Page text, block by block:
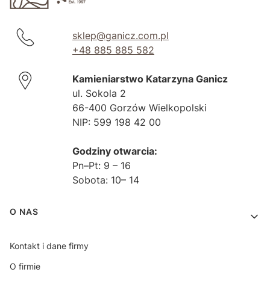
sklep@ganicz.com.pl
+48 885 885 582
Kamieniarstwo Katarzyna Ganicz
ul. Sokola 2
66-400 Gorzów Wielkopolski
NIP: 599 198 42 00
Godziny otwarcia:
Pn–Pt: 9 – 16
Sobota: 10– 14
Linki w stopce
O NAS
Kontakt i dane firmy
O firmie